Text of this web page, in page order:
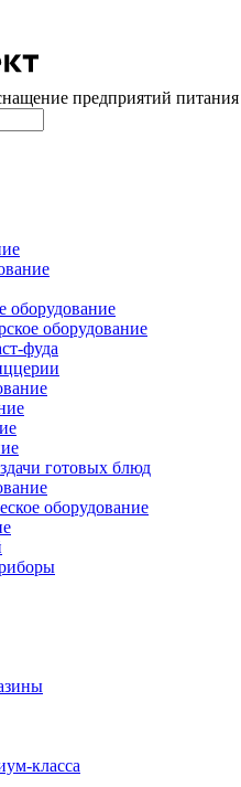
предприятий питания
оборудование
оборудование
фуда
готовых блюд
оборудование
класса